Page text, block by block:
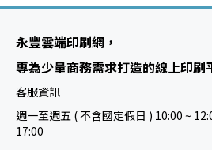
永豐雲端印刷網，
專為少量商務需求打造的線上印刷
客服資訊
週一至週五 ( 不含國定假日 ) 10:00 ~
17:00